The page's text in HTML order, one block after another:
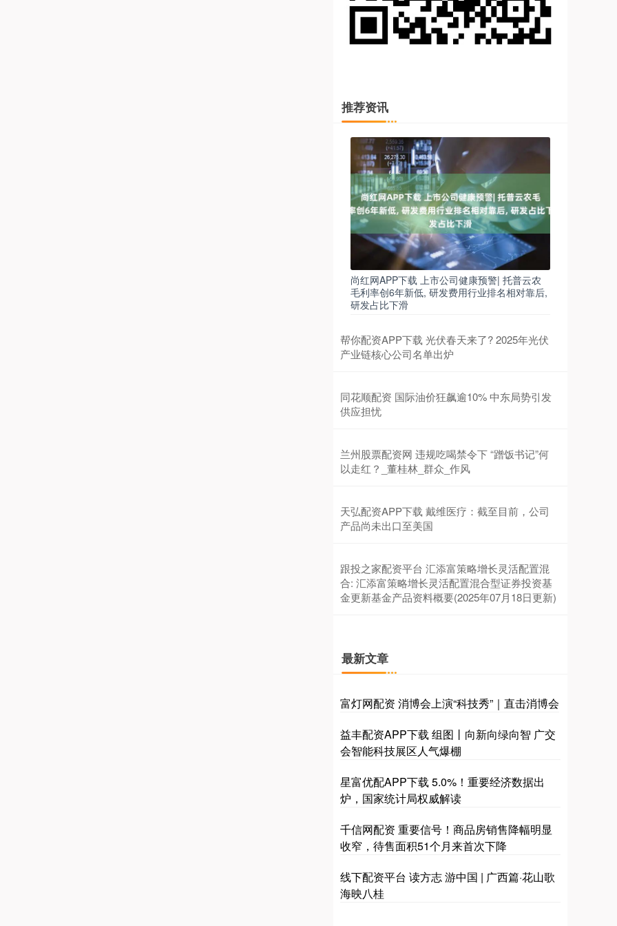
推荐资讯
尚红网APP下载 上市公司健康预警| 托普云农
毛利率创6年新低, 研发费用行业排名相对靠后,
研发占比下滑
帮你配资APP下载 光伏春天来了? 2025年光伏
产业链核心公司名单出炉
同花顺配资 国际油价狂飙逾10% 中东局势引发
供应担忧
兰州股票配资网 违规吃喝禁令下 “蹭饭书记”何
以走红？_董桂林_群众_作风
天弘配资APP下载 戴维医疗：截至目前，公司
产品尚未出口至美国
跟投之家配资平台 汇添富策略增长灵活配置混
合: 汇添富策略增长灵活配置混合型证券投资基
金更新基金产品资料概要(2025年07月18日更新)
最新文章
富灯网配资 消博会上演“科技秀”｜直击消博会
益丰配资APP下载 组图丨向新向绿向智 广交
会智能科技展区人气爆棚
星富优配APP下载 5.0%！重要经济数据出
炉，国家统计局权威解读
千信网配资 重要信号！商品房销售降幅明显
收窄，待售面积51个月来首次下降
线下配资平台 读方志 游中国 | 广西篇·花山歌
海映八桂